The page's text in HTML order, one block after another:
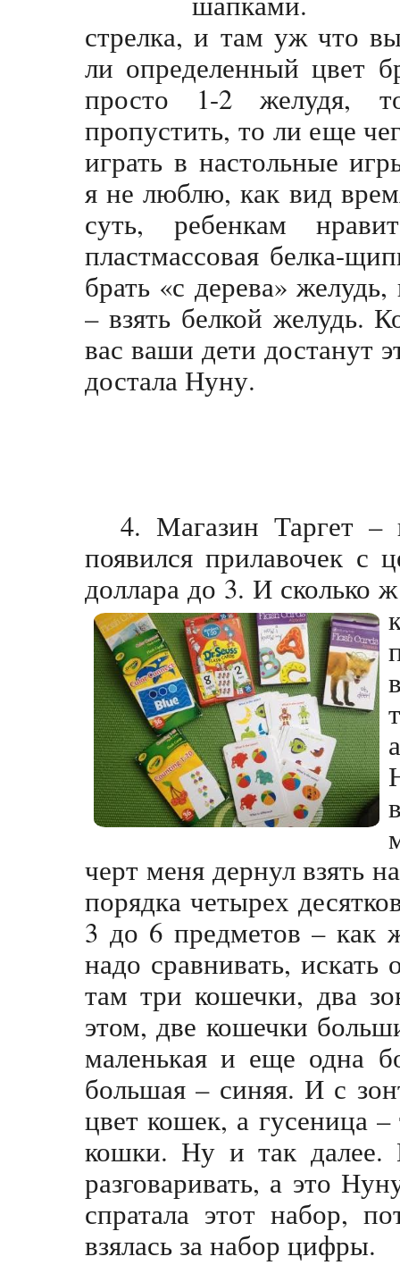
стрелка, и там уж что
ли определенный цвет
просто 1-2 желудя,
пропустить, то ли еще
играть в настольные
я не люблю, как вид
суть, ребенкам
пластмассовая белка-
брать «с дерева»
– взять белкой желудь.
вас ваши дети достанут
достала Нуну.
4. Магазин Таргет
появился прилавочек с
доллара до 3. И сколько
черт меня дернул взять
порядка четырех
3 до 6 предметов – как
надо сравнивать,
там три кошечки, два
этом, две кошечки
маленькая и еще одна
большая – синяя. И с
цвет кошек, а гусеница
кошки. Ну и так далее.
разговаривать, а это
спратала этот набор,
взялась за набор цифры.